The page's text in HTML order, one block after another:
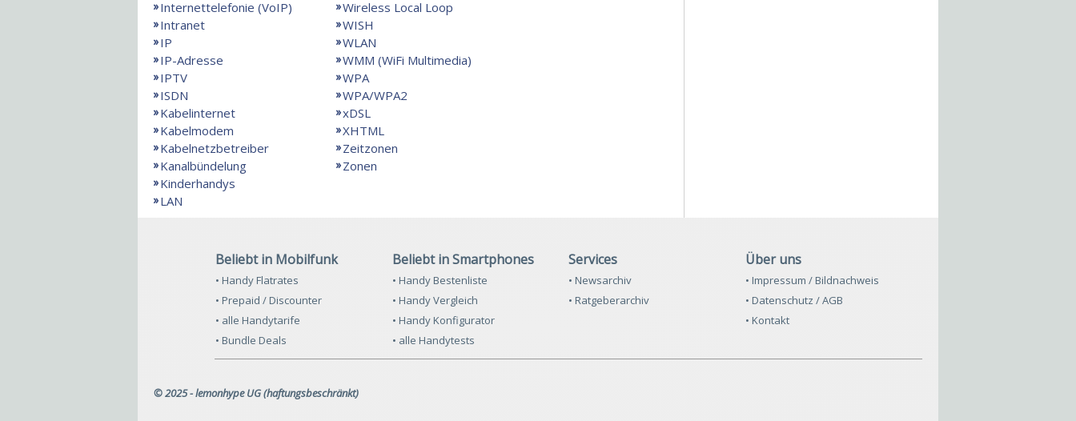
Internettelefonie (VoIP)
Intranet
IP
IP-Adresse
IPTV
ISDN
Kabelinternet
Kabelmodem
Kabelnetzbetreiber
Kanalbündelung
Kinderhandys
LAN
Wireless Local Loop
WISH
WLAN
WMM (WiFi Multimedia)
WPA
WPA/WPA2
xDSL
XHTML
Zeitzonen
Zonen
Beliebt in Mobilfunk
• Handy Flatrates
• Prepaid / Discounter
• alle Handytarife
• Bundle Deals
Beliebt in Smartphones
• Handy Bestenliste
• Handy Vergleich
• Handy Konfigurator
• alle Handytests
Services
• Newsarchiv
• Ratgeberarchiv
Über uns
• Impressum / Bildnachweis
• Datenschutz / AGB
• Kontakt
© 2025 - lemonhype UG (haftungsbeschränkt)